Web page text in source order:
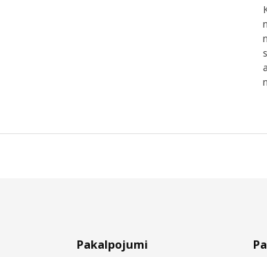
Pakalpojumi